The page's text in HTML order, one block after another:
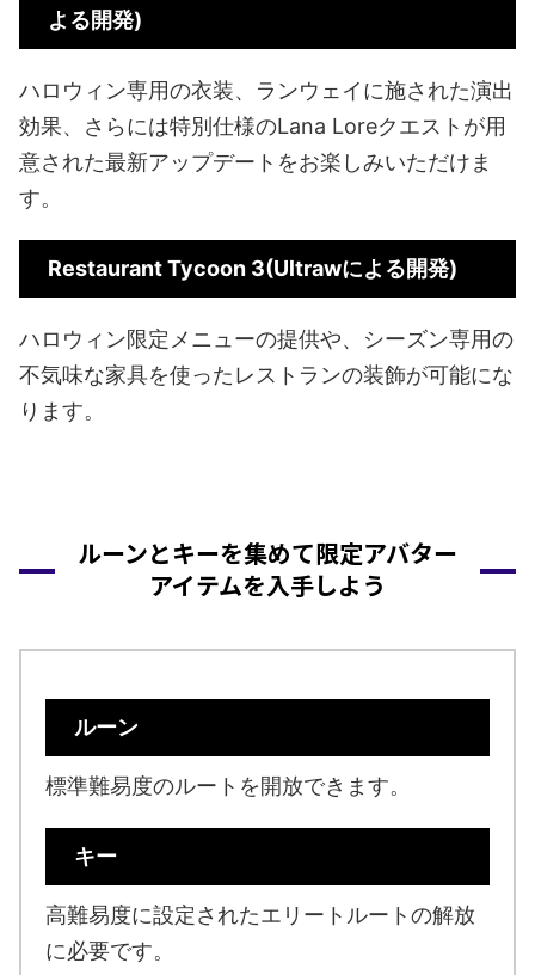
よる開発)
ハロウィン専用の衣装、ランウェイに施された演出
効果、さらには特別仕様のLana Loreクエストが用
意された最新アップデートをお楽しみいただけま
す。
Restaurant Tycoon 3(Ultrawによる開発)
ハロウィン限定メニューの提供や、シーズン専用の
不気味な家具を使ったレストランの装飾が可能にな
ります。
ルーンとキーを集めて限定アバター
アイテムを入手しよう
ルーン
標準難易度のルートを開放できます。
キー
高難易度に設定されたエリートルートの解放
に必要です。